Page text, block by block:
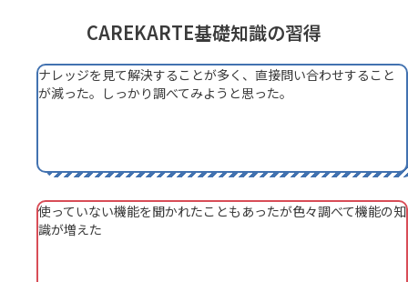
CAREKARTE基礎知識の習得
ナレッジを見て解決することが多く、直接問い合わせすること
が減った。しっかり調べてみようと思った。
使っていない機能を聞かれたこともあったが色々調べて機能の知
識が増えた